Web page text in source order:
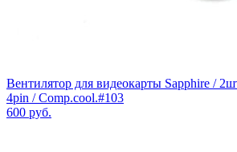
Вентилятор для видеокарты Sapphire /
4pin / Comp.cool.#103
600 руб.